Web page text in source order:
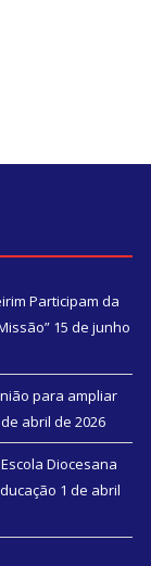
Participam da
15 de junho
para ampliar
abril de 2026
Diocesana
1 de abril